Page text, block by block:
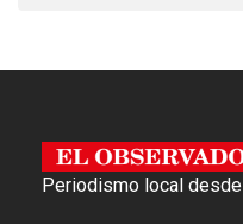
Periodismo local